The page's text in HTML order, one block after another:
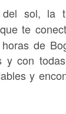
sol, la
te
de
y con
y